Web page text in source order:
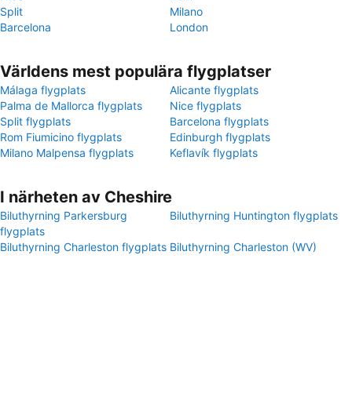
Split
Milano
Barcelona
London
Världens mest populära flygplatser
Málaga flygplats
Alicante flygplats
Palma de Mallorca flygplats
Nice flygplats
Split flygplats
Barcelona flygplats
Rom Fiumicino flygplats
Edinburgh flygplats
Milano Malpensa flygplats
Keflavík flygplats
I närheten av Cheshire
Biluthyrning Parkersburg
flygplats
Biluthyrning Huntington flygplats
Biluthyrning Charleston flygplats Biluthyrning Charleston (WV)